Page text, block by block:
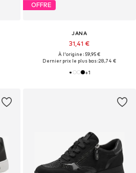
OFFRE
JANA
31,41 €
À l'origine : 59,95 €
Dernier prix le plus bas :28,74 €
+1